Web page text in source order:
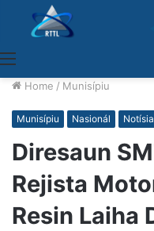
Home / Munisípiu
Munisípiu Nasionál Notísia
Diresaun
Rejista
Resin Laiha